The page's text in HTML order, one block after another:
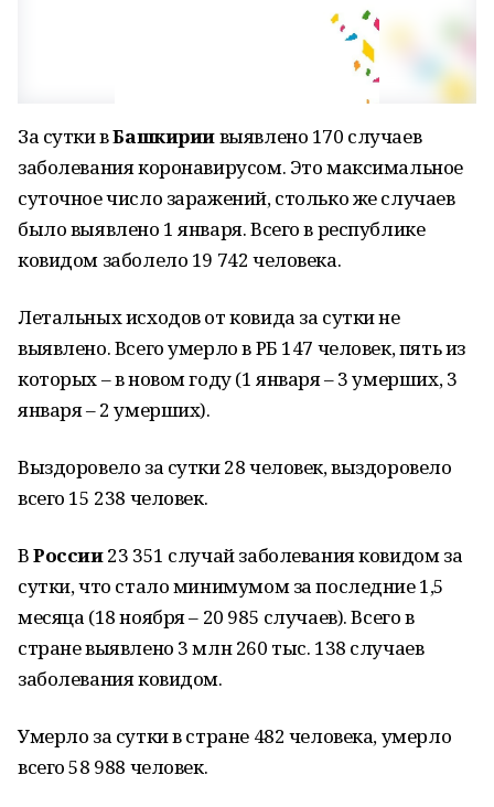
За сутки вБашкириивыявлено 170 случаев
заболевания коронавирусом. Это максимальное
суточное число заражений, столько же случаев
было выявлено 1 января. Всего в республике
ковидом заболело 19 742 человека.
Летальных исходов от ковида за сутки не
выявлено. Всего умерло в РБ 147 человек, пять из
которых – в новом году (1 января – 3 умерших, 3
января – 2 умерших).
Выздоровело за сутки 28 человек, выздоровело
всего 15 238 человек.
ВРоссии23 351 случай заболевания ковидом за
сутки, что стало минимумом за последние 1,5
месяца (18 ноября – 20 985 случаев). Всего в
стране выявлено 3 млн 260 тыс. 138 случаев
заболевания ковидом.
Умерло за сутки в стране 482 человека, умерло
всего 58 988 человек.